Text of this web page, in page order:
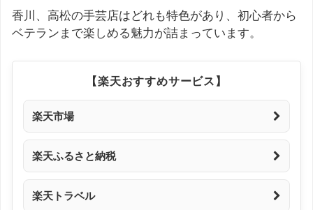
香川、高松の手芸店はどれも特色があり、初心者から
ベテランまで楽しめる魅力が詰まっています。
【楽天おすすめサービス】
楽天市場
楽天ふるさと納税
楽天トラベル